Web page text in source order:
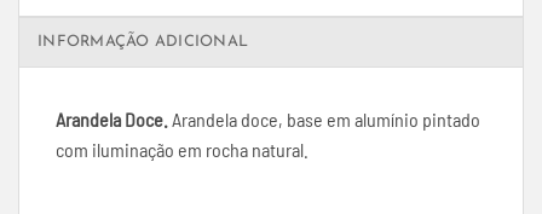
INFORMAÇÃO ADICIONAL
Arandela Doce. Arandela doce, base em alumínio pintado
com iluminação em rocha natural.